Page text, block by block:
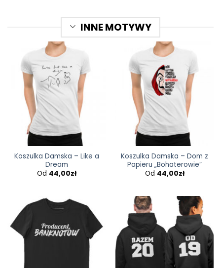
INNE MOTYWY
Koszulka Damska – Like a
Dream
Od 44,00zł
Koszulka Damska – Dom z
Papieru „Bohaterowie”
Od 44,00zł